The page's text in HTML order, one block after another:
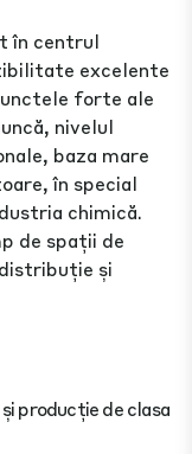
în centrul
excelente
forte ale
nivelul
baza mare
în special
chimică.
de spații de
și
producție de clasa